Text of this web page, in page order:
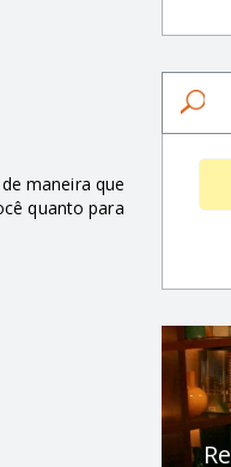
maneira que
quanto para